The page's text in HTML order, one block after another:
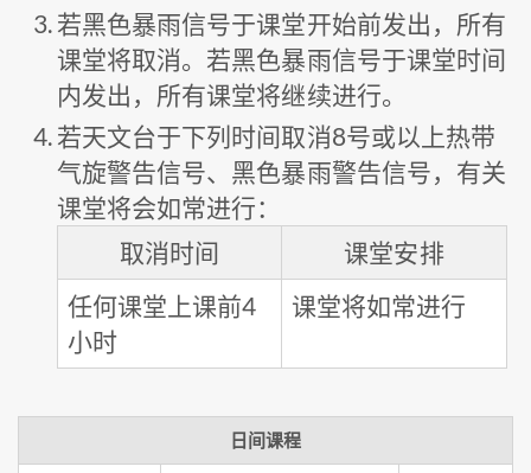
若黑色暴雨信号于课堂开始前发出，所有
课堂将取消。若黑色暴雨信号于课堂时间
内发出，所有课堂将继续进行。
若天文台于下列时间取消8号或以上热带
气旋警告信号、黑色暴雨警告信号，有关
课堂将会如常进行：
取消时间
课堂安排
任何课堂上课前4
小时
课堂将如常进行
日间课程